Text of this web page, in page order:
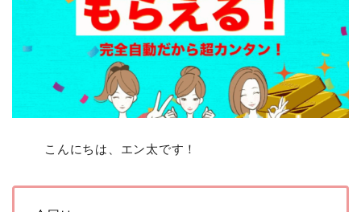
こんにちは、エン太です！